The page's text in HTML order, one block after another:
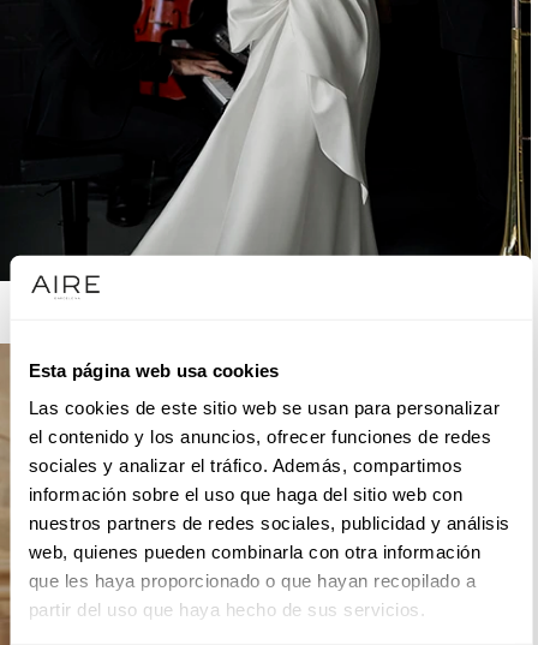
Esta página web usa cookies
Las cookies de este sitio web se usan para personalizar
el contenido y los anuncios, ofrecer funciones de redes
sociales y analizar el tráfico. Además, compartimos
información sobre el uso que haga del sitio web con
nuestros partners de redes sociales, publicidad y análisis
web, quienes pueden combinarla con otra información
que les haya proporcionado o que hayan recopilado a
partir del uso que haya hecho de sus servicios.
AIRE ATELIER